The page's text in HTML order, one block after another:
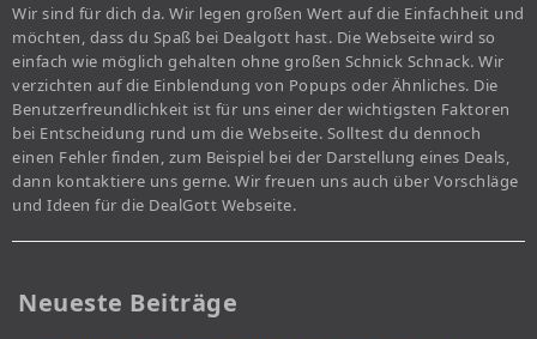
Wir sind für dich da. Wir legen großen Wert auf die Einfachheit und
möchten, dass du Spaß bei Dealgott hast. Die Webseite wird so
einfach wie möglich gehalten ohne großen Schnick Schnack. Wir
verzichten auf die Einblendung von Popups oder Ähnliches. Die
Benutzerfreundlichkeit ist für uns einer der wichtigsten Faktoren
bei Entscheidung rund um die Webseite. Solltest du dennoch
einen Fehler finden, zum Beispiel bei der Darstellung eines Deals,
dann kontaktiere uns gerne. Wir freuen uns auch über Vorschläge
und Ideen für die DealGott Webseite.
Neueste Beiträge